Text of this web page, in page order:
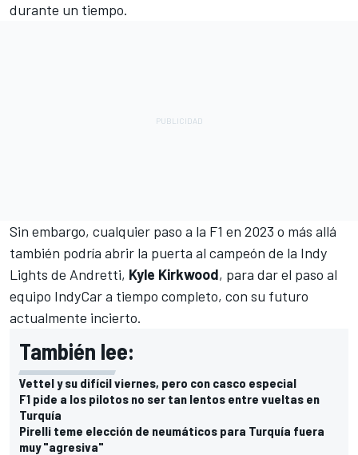
durante un tiempo.
Sin embargo, cualquier paso a la F1 en 2023 o más allá
también podría abrir la puerta al campeón de la Indy
Lights de Andretti, Kyle Kirkwood, para dar el paso al
equipo IndyCar a tiempo completo, con su futuro
actualmente incierto.
También lee:
Vettel y su difícil viernes, pero con casco especial
F1 pide a los pilotos no ser tan lentos entre vueltas en
Turquía
Pirelli teme elección de neumáticos para Turquía fuera
muy "agresiva"